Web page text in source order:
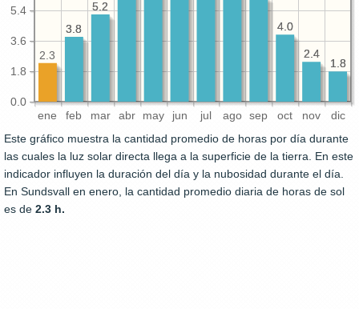
ene feb mar abr may jun jul ago sep oct nov dic
0.0
1.8
3.6
5.4
1.8
2.4
4.0
5.2
3.8
1.8
2.4
4.0
5.2
3.8
2.3
Este gráfico muestra la cantidad promedio de horas por día durante
las cuales la luz solar directa llega a la superficie de la tierra. En este
indicador influyen la duración del día y la nubosidad durante el día.
En Sundsvall en enero, la cantidad promedio diaria de horas de sol
es de 2.3 h.